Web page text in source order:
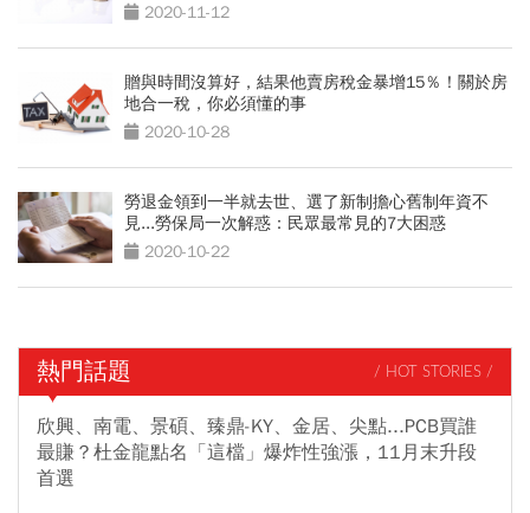
2020-11-12
贈與時間沒算好，結果他賣房稅金暴增15％！關於房
地合一稅，你必須懂的事
2020-10-28
勞退金領到一半就去世、選了新制擔心舊制年資不
見...勞保局一次解惑：民眾最常見的7大困惑
2020-10-22
熱門話題 / HOT STORIES /
欣興、南電、景碩、臻鼎-KY、金居、尖點...PCB買誰
最賺？杜金龍點名「這檔」爆炸性強漲，11月末升段
首選